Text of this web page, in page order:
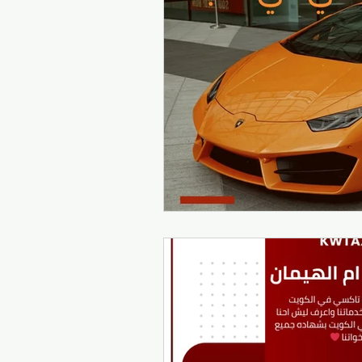
سيارات الأجرة الكويتية
تكسيات الكويت
تاكسي صباح السالم
والتنقل